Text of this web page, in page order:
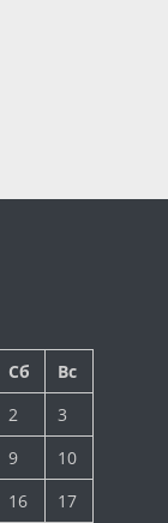
Сб
Вс
2
3
9
10
16
17